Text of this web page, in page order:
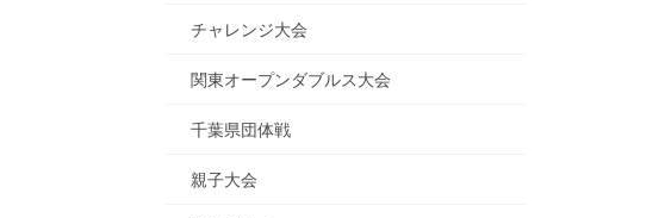
チャレンジ大会
関東オープンダブルス大会
千葉県団体戦
親子大会